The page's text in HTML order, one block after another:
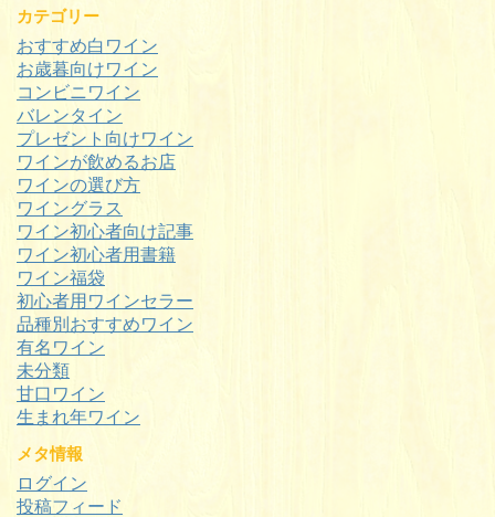
カテゴリー
おすすめ白ワイン
お歳暮向けワイン
コンビニワイン
バレンタイン
プレゼント向けワイン
ワインが飲めるお店
ワインの選び方
ワイングラス
ワイン初心者向け記事
ワイン初心者用書籍
ワイン福袋
初心者用ワインセラー
品種別おすすめワイン
有名ワイン
未分類
甘口ワイン
生まれ年ワイン
メタ情報
ログイン
投稿フィード